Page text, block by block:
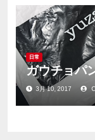
日常
ガウチョパ
3月 10, 2017